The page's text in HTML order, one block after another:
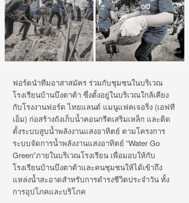
ฟอร์ดนำทีมอาสาสมัคร ร่วมกับชุมชนในบริเวณ
โรงเรียนบ้านบึงตาต้า ซึ่งตั้งอยู่ในบริเวณใกล้เคียง
กับโรงงานฟอร์ด ไทยแลนด์ แมนูแฟคเจอริ่ง (เอฟที
เอ็ม) ก่อสร้างถังเก็บน้ำคอนกรีตเสริมเหล็ก และติด
ตั้งระบบสูบน้ำพลังงานแสงอาทิตย์ ตามโครงการ
ระบบจัดการน้ำพลังงานแสงอาทิตย์ “Water Go
Green”ภายในบริเวณโรงเรียน เพื่อมอบให้กับ
โรงเรียนบ้านบึงตาต้าและคนชุมชนให้ได้เข้าถึง
แหล่งน้ำสะอาดสำหรับการดำรงชีวิตประจำวัน ทั้ง
การอุปโภคและบริโภค